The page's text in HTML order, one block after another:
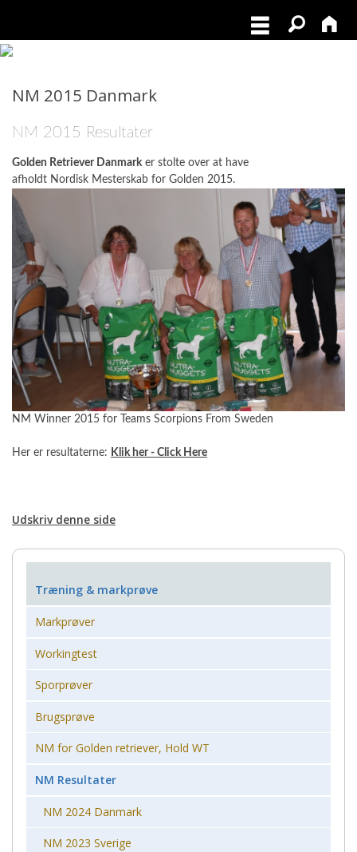
NM 2015 Danmark
NM 2015 Resultater
Golden Retriever Danmark er stolte over at have
afholdt Nordisk Mesterskab for Golden 2015.
NM Winner 2015 for Teams Scorpions From Sweden
Her er resultaterne: Klik her - Click Here
Udskriv denne side
Træning & markprøve
Markprøver
Workingtest
Sporprøver
Brugsprøve
NM for Golden retriever, Hold WT
NM Resultater
NM 2024 Danmark
NM 2023 Sverige